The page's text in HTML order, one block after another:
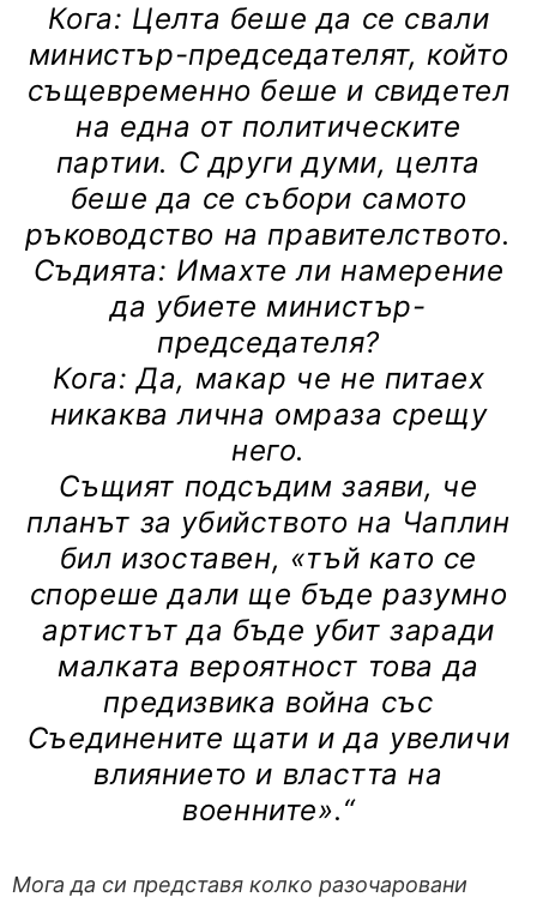
Кога: Целта беше да се свали
министър-председателят, който
същевременно беше и свидетел
на една от политическите
партии. С други думи, целта
беше да се събори самото
ръководство на правителството.
Съдията: Имахте ли намерение
да убиете министър-
председателя?
Кога: Да, макар че не питаех
никаква лична омраза срещу
него.
Същият подсъдим заяви, че
планът за убийството на Чаплин
бил изоставен, «тъй като се
спореше дали ще бъде разумно
артистът да бъде убит заради
малката вероятност това да
предизвика война със
Съединените щати и да увеличи
влиянието и властта на
военните».“
Мога да си представя колко разочаровани